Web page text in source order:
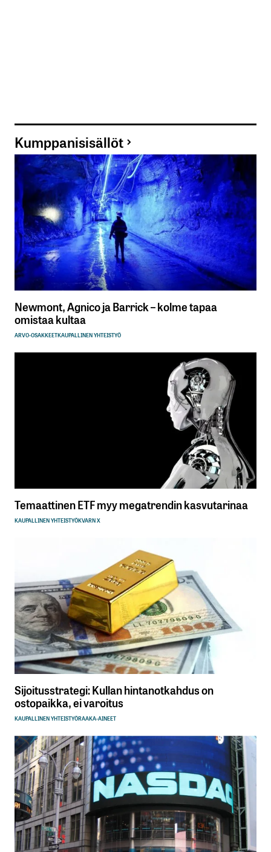
Kumppanisisällöt
Newmont, Agnico ja Barrick – kolme tapaa
omistaa kultaa
ARVO-OSAKKEETKAUPALLINEN YHTEISTYÖ
Temaattinen ETF myy megatrendin kasvutarinaa
KAUPALLINEN YHTEISTYÖKVARN X
Sijoitusstrategi: Kullan hintanotkahdus on
ostopaikka, ei varoitus
KAUPALLINEN YHTEISTYÖRAAKA-AINEET